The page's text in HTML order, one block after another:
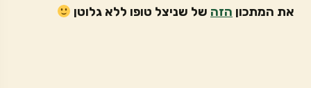
את המתכון הזה של שניצל טופו ללא גלוטן